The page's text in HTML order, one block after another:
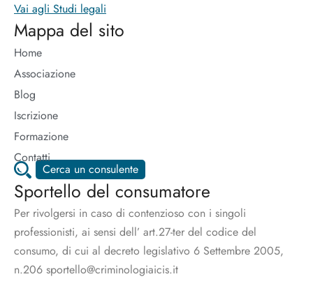
Vai agli Studi legali
Mappa del sito
Home
Associazione
Blog
Iscrizione
Formazione
Contatti
Cerca un consulente
Sportello del consumatore
Per rivolgersi in caso di contenzioso con i singoli
professionisti, ai sensi dell’ art.27-ter del codice del
consumo, di cui al decreto legislativo 6 Settembre 2005,
n.206 sportello@criminologiaicis.it